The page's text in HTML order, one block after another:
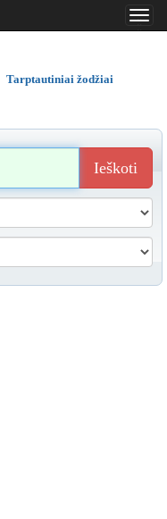
..
..
Tarptautiniai žodžiai
Ieškoti